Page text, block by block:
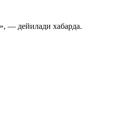
— дейилади хабарда.